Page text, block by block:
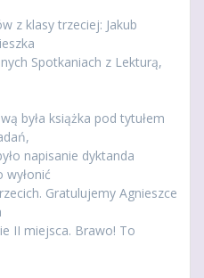
z klasy trzeciej: Jakub
Spotkaniach z Lekturą,
była książka pod tytułem
napisanie dyktanda
wyłonić
Gratulujemy Agnieszce
II miejsca. Brawo! To